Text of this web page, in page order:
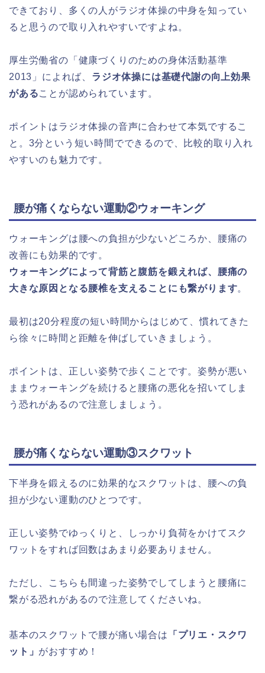
できており、多くの人がラジオ体操の中身を知ってい
ると思うので取り入れやすいですよね。
厚生労働省の「健康づくりのための身体活動基準
2013」によれば、 ラジオ体操には基礎代謝の向上効果
があることが認められています。
ポイントはラジオ体操の音声に合わせて本気でするこ
と。3分という短い時間でできるので、比較的取り入れ
やすいのも魅力です。
腰が痛くならない運動②ウォーキング
ウォーキングは腰への負担が少ないどころか、腰痛の
改善にも効果的です。
ウォーキングによって背筋と腹筋を鍛えれば、腰痛の
大きな原因となる腰椎を支えることにも繋がります。
最初は20分程度の短い時間からはじめて、慣れてきた
ら徐々に時間と距離を伸ばしていきましょう。
ポイントは、正しい姿勢で歩くことです。姿勢が悪い
ままウォーキングを続けると腰痛の悪化を招いてしま
う恐れがあるので注意しましょう。
腰が痛くならない運動③スクワット
下半身を鍛えるのに効果的なスクワットは、腰への負
担が少ない運動のひとつです。
正しい姿勢でゆっくりと、しっかり負荷をかけてスク
ワットをすれば回数はあまり必要ありません。
ただし、こちらも間違った姿勢でしてしまうと腰痛に
繋がる恐れがあるので注意してくださいね。
基本のスクワットで腰が痛い場合は
「プリエ・スクワ
ット」 がおすすめ！